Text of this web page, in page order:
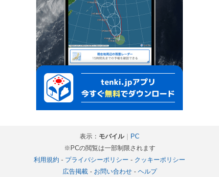
表示： モバイル｜ PC
※PCの閲覧は一部制限されます
利用規約 - プライバシーポリシー - クッキーポリシー
広告掲載- お問い合わせ- ヘルプ